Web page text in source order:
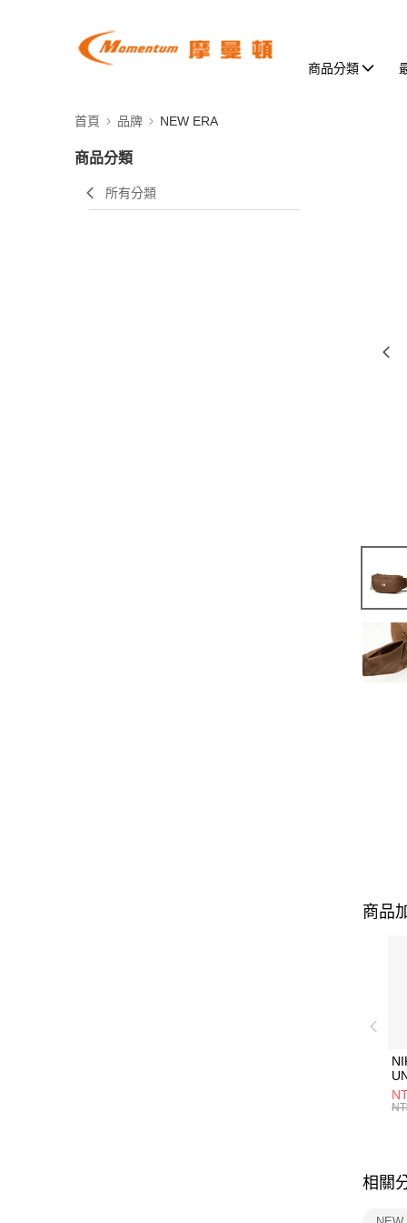
商品分類
首頁 品牌 NEW ERA
商品分類
所有分類
商品
統
相關